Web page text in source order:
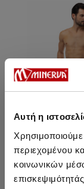
Αυτή η
περιεχομένου
κοινωνικών
Ανδρικό
με τσέπες και